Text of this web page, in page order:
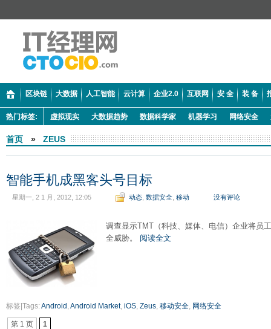
区块链 大数据 人工智能 云计算 企业2.0 互联网 安 全 装 备
热门标签: 虚拟现实 大数据趋势 数据科学家 机器学习 网络安全
首页 » ZEUS
智能手机成黑客头号目标
星期一, 2 1 月, 2012, 12:05 动态 数据安全 移动 没有评论
调查显示TMT（科技、媒体、电信）企业将员
全威胁。 阅读全文
标签|Tags:Android ,Android Market, iOS, Zeus, 移动安全, 网络安全
第 1 页 1